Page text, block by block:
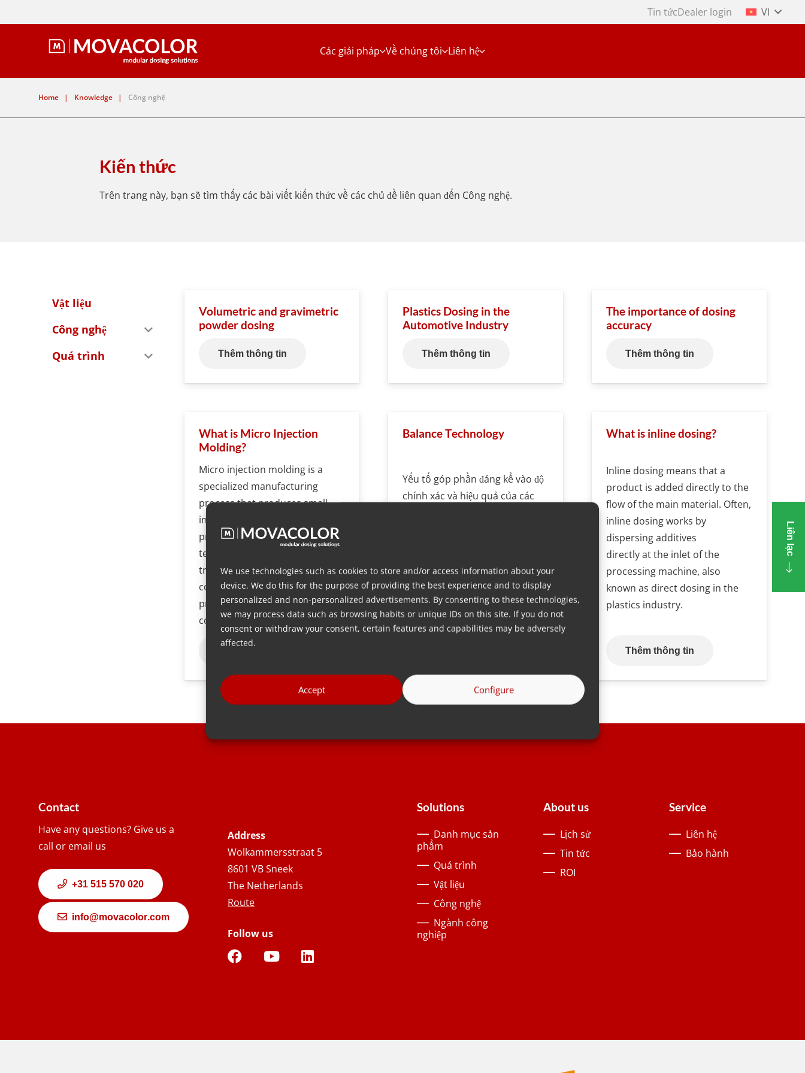
We use technologies such as cookies to store and/or access information about your
device. We do this for the purpose of providing the best experience and to display
personalized and non-personalized advertisements. By consenting to these technologies,
we may process data such as browsing habits or unique IDs on this site. If you do not
consent or withdraw your consent, certain features and capabilities may be adversely
affected.
Accept Configure
Tin tứcDealer login VI
Các giải pháp Về chúng tôi Liên hệ
Home | Knowledge | Công nghệ
Kiến thức
Trên trang này, bạn sẽ tìm thấy các bài viết kiến thức về các chủ đề liên quan đến Công nghệ.
Vật liệu
Công nghệ
Quá trình
Volumetric and gravimetric
powder dosing
Thêm thông tin
Plastics Dosing in the
Automotive Industry
Thêm thông tin
The importance of dosing
accuracy
Thêm thông tin
What is Micro Injection
Molding?
Micro injection molding is a
specialized manufacturing
process that produces small,
intricate plastic parts with high
precision and accuracy. This
technique is an extension of
traditional injection molding,
commonly used for the mass
production of plastic
components.
Balance Technology
Yếu tố góp phần đáng kể vào độ
chính xác và hiệu quả của các
Blender, cùng nhiều mẫu khác.
Cốt lõi của nó là cảm…
What is inline dosing?
Inline dosing means that a
product is added directly to the
flow of the main material. Often,
inline dosing works by
dispersing additives
directly at the inlet of the
processing machine, also
known as direct dosing in the
plastics industry.
Thêm thông tin
Contact
Have any questions? Give us a
call or email us
+31 515 570 020
info@movacolor.com
Address
Wolkammersstraat 5
8601 VB Sneek
The Netherlands
Route
Follow us
Solutions
Danh mục sản
phẩm
Quá trình
Vật liệu
Công nghệ
Ngành công
nghiệp
About us
Lịch sử
Tin tức
ROI
Service
Liên hệ
Bảo hành
Liên lạc